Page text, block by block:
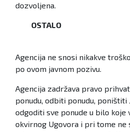
dozvoljena.
OSTALO
Agencija ne snosi nikakve
po ovom javnom pozivu.
Agencija zadržava pravo
ponudu, odbiti ponudu, poništiti
odgoditi sve ponude u bilo koje
okvirnog Ugovora i pri tome ne